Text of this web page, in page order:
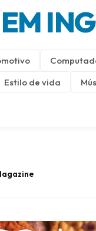
EM
Estilo de vida